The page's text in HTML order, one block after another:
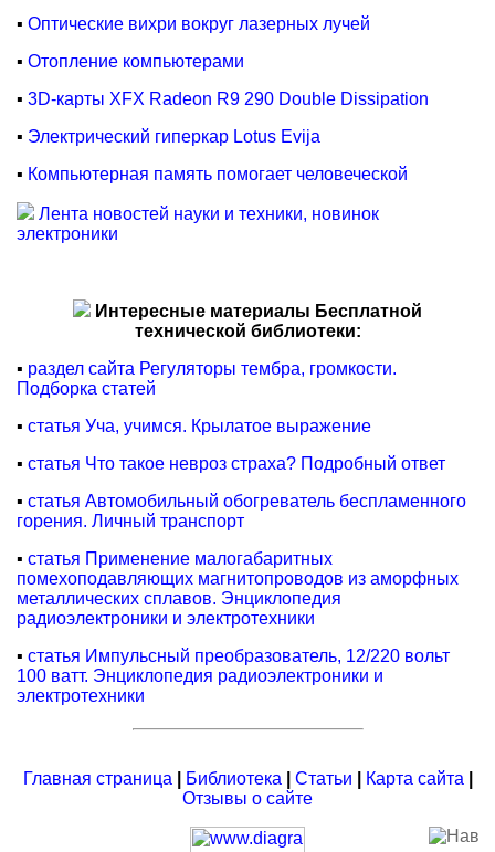
▪ Оптические вихри вокруг лазерных лучей
▪ Отопление компьютерами
▪ 3D-карты XFX Radeon R9 290 Double Dissipation
▪ Электрический гиперкар Lotus Evija
▪ Компьютерная память помогает человеческой
Лента новостей науки и техники, новинок
электроники
Интересные материалы Бесплатной
технической библиотеки:
▪ раздел сайта Регуляторы тембра, громкости.
Подборка статей
▪ статья Уча, учимся. Крылатое выражение
▪ статья Что такое невроз страха? Подробный ответ
▪ статья Автомобильный обогреватель беспламенного
горения. Личный транспорт
▪ статья Применение малогабаритных
помехоподавляющих магнитопроводов из аморфных
металлических сплавов. Энциклопедия
радиоэлектроники и электротехники
▪ статья Импульсный преобразователь, 12/220 вольт
100 ватт. Энциклопедия радиоэлектроники и
электротехники
Главная страница Библиотека Статьи Карта сайта
Отзывы о сайте